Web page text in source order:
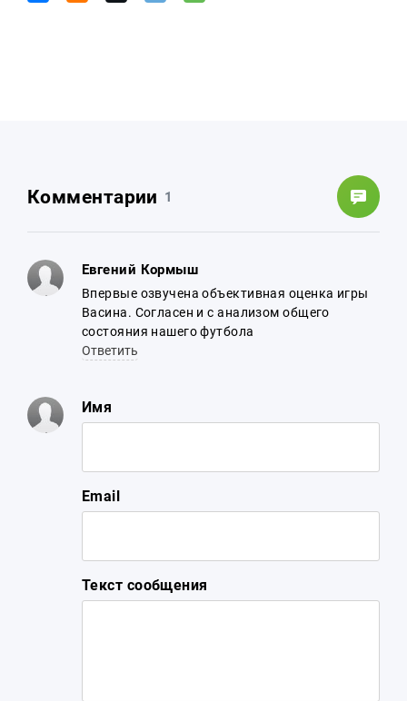
Комментарии 1
Евгений Кормыш
Впервые озвучена объективная оценка игры
Васина. Согласен и с анализом общего
состояния нашего футбола
Ответить
Имя
Email
Текст сообщения